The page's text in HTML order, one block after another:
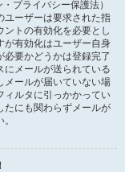
プライバシー保護法）
ユーザーは要求された指
トの有効化を必要とし
が有効化はユーザー自身
要かどうかは登録完了
にメールが送られている
メールが届いていない場
ィルタに引っかかってい
たにも関わらずメールが